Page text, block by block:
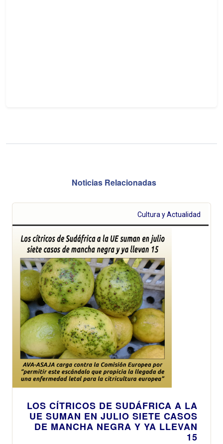
Noticias Relacionadas
Cultura y Actualidad
LOS CÍTRICOS DE SUDÁFRICA A LA
UE SUMAN EN JULIO SIETE CASOS
DE MANCHA NEGRA Y YA LLEVAN
15